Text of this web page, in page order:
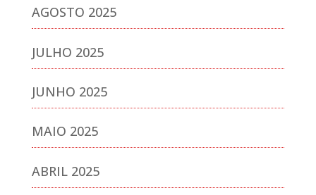
AGOSTO 2025
JULHO 2025
JUNHO 2025
MAIO 2025
ABRIL 2025